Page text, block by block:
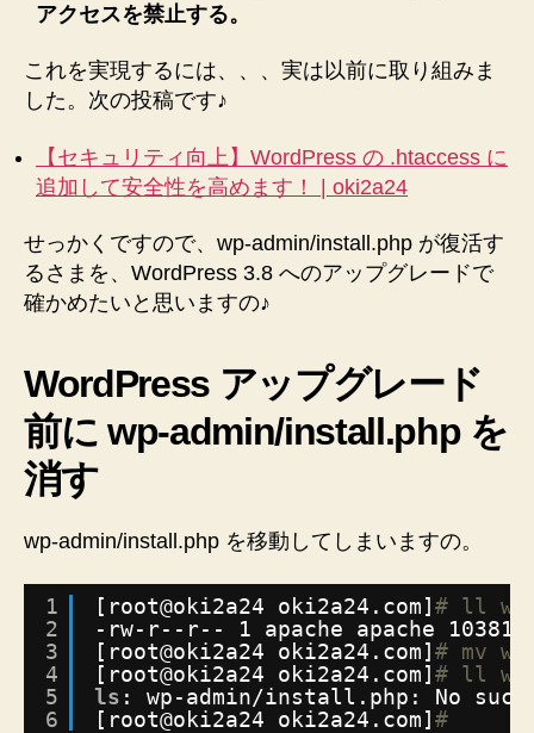
り
な
事
が
わ
り
ま
し
の
アクセスを禁止する。
これを実現するには、、、実は以前に取り組みま
した。次の投稿です♪
【セキュリティ向上】WordPress の .htaccess に
追加して安全性を高めます！ | oki2a24
せっかくですので、wp-admin/install.php が復活す
るさまを、WordPress 3.8 へのアップグレードで
確かめたいと思いますの♪
WordPress アップグレード
前に wp-admin/install.php を
消す
wp-admin/install.php を移動してしまいますの。
1
2
3
4
5
6
[root@oki2a24 oki2a24.com]# ll
-rw-r--r-- 1 apache apache 10381
[root@oki2a24 oki2a24.com]# mv
[root@oki2a24 oki2a24.com]# ll
ls : wp-admin/install .php: No
[root@oki2a24 oki2a24.com]#